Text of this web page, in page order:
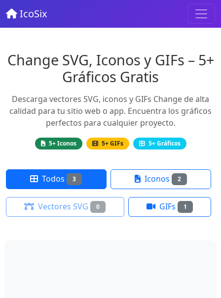
IcoSix
Change SVG, Iconos y GIFs – 5+
Gráficos Gratis
Descarga vectores SVG, iconos y GIFs Change de alta
calidad para tu sitio web o app. Encuentra los gráficos
perfectos para cualquier proyecto.
5+ Iconos 5+ GIFs 5+ Gráficos
Todos 3 Iconos 2
Vectores SVG 0 GIFs 1